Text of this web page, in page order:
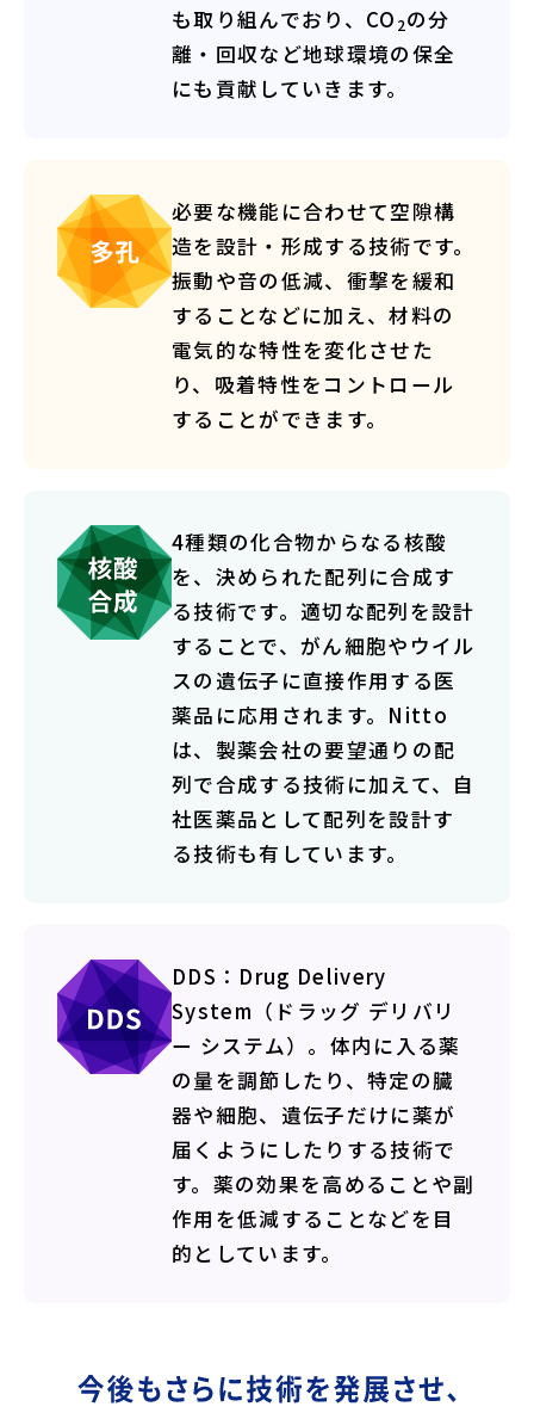
も取り組んでおり、CO 2の分
離・回収など地球環境の保全
にも貢献していきます。
必要な機能に合わせて空隙構
造を設計・形成する技術です。
振動や音の低減、衝撃を緩和
することなどに加え、材料の
電気的な特性を変化させた
り、吸着特性をコントロール
することができます。
4種類の化合物からなる核酸
を、決められた配列に合成す
る技術です。適切な配列を設計
することで、がん細胞やウイル
スの遺伝子に直接作用する医
薬品に応用されます。Nitto
は、製薬会社の要望通りの配
列で合成する技術に加えて、自
社医薬品として配列を設計す
る技術も有しています。
DDS：Drug Delivery
System（ドラッグ デリバリ
ー システム）。体内に入る薬
の量を調節したり、特定の臓
器や細胞、遺伝子だけに薬が
届くようにしたりする技術で
す。薬の効果を高めることや副
作用を低減することなどを目
的としています。